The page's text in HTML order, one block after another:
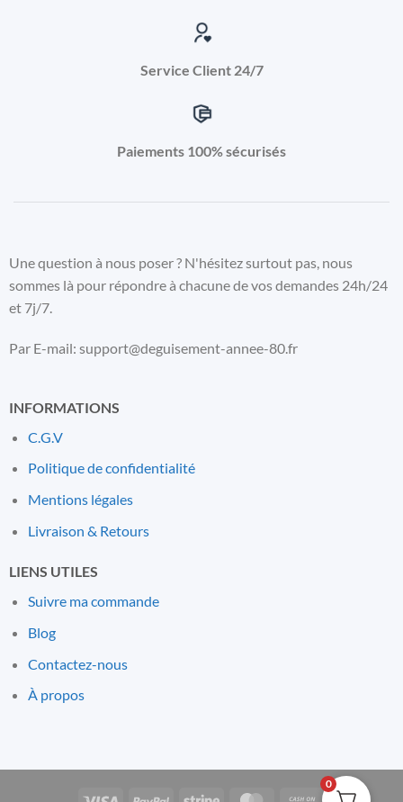
Service Client 24/7
Paiements 100% sécurisés
Une question à nous poser ? N'hésitez surtout pas, nous
sommes là pour répondre à chacune de vos demandes 24h/24
et 7j/7.
Par E-mail: support@deguisement-annee-80.fr
INFORMATIONS
C.G.V
Politique de confidentialité
Mentions légales
Livraison & Retours
LIENS UTILES
Suivre ma commande
Blog
Contactez-nous
À propos
0